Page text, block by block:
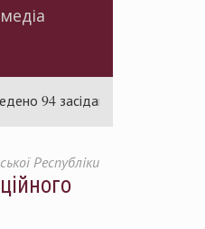
та ухвалено 85 актів
Республіки